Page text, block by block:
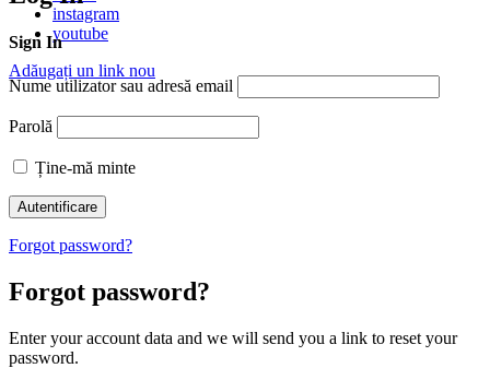
instagram
youtube
Adăugați un link nou
Sign In
Nume utilizator sau adresă email
Parolă
Ține-mă minte
Forgot password?
Forgot password?
Enter your account data and we will send you a link to reset your
password.